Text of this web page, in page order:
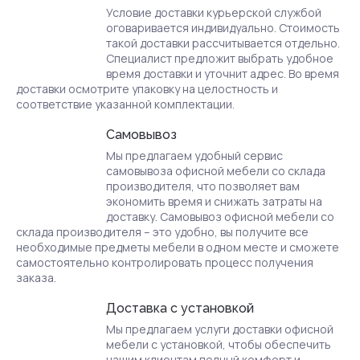
Условие доставки курьерской службой
оговаривается индивидуально. Стоимость
такой доставки рассчитывается отдельно.
Специалист предложит выбрать удобное
время доставки и уточнит адрес. Во время
доставки осмотрите упаковку на целостность и
соответствие указанной комплектации.
Самовывоз
Мы предлагаем удобный сервис
самовывоза офисной мебели со склада
производителя, что позволяет вам
экономить время и снижать затраты на
доставку. Самовывоз офисной мебели со
склада производителя – это удобно, вы получите все
необходимые предметы мебели в одном месте и сможете
самостоятельно контролировать процесс получения
заказа.
Доставка с установкой
Мы предлагаем услуги доставки офисной
мебели с установкой, чтобы обеспечить